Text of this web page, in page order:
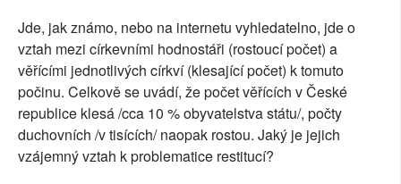
Jde, jak známo, nebo na internetu vyhledatelno, jde o
vztah mezi církevními hodnostáři (rostoucí počet) a
věřícími jednotlivých církví (klesající počet) k tomuto
počinu. Celkově se uvádí, že počet věřících v České
republice klesá /cca 10 % obyvatelstva státu/, počty
duchovních /v tisících/ naopak rostou. Jaký je jejich
vzájemný vztah k problematice restitucí?